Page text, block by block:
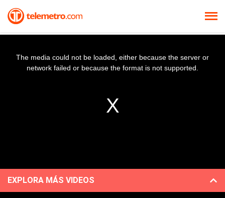
The media could not be loaded, either because the server or
network failed or because the format is not supported.
EXPLORA MÁS VIDEOS